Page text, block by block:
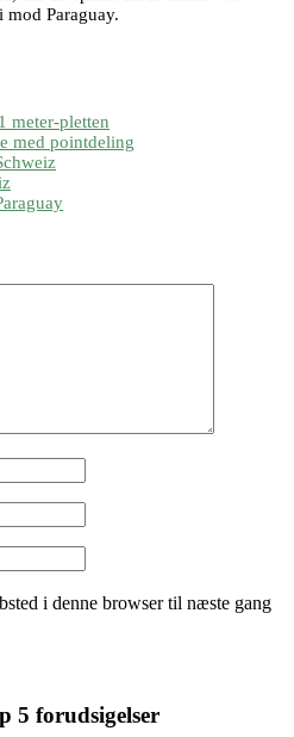
Paraguay.
meter-pletten
med pointdeling
i denne browser til næste gang
5 forudsigelser